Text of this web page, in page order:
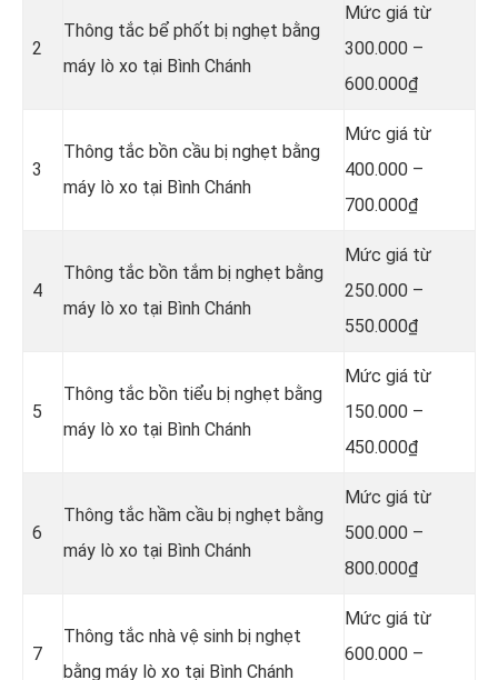
2
Thông tắc bể phốt bị nghẹt bằng
máy lò xo tại Bình Chánh
Mức giá từ
300.000 –
600.000₫
3
Thông tắc bồn cầu bị nghẹt bằng
máy lò xo tại Bình Chánh
Mức giá từ
400.000 –
700.000₫
4
Thông tắc bồn tắm bị nghẹt bằng
máy lò xo tại Bình Chánh
Mức giá từ
250.000 –
550.000₫
5
Thông tắc bồn tiểu bị nghẹt bằng
máy lò xo tại Bình Chánh
Mức giá từ
150.000 –
450.000₫
6
Thông tắc hầm cầu bị nghẹt bằng
máy lò xo tại Bình Chánh
Mức giá từ
500.000 –
800.000₫
7
Thông tắc nhà vệ sinh bị nghẹt
bằng máy lò xo tại Bình Chánh
Mức giá từ
600.000 –